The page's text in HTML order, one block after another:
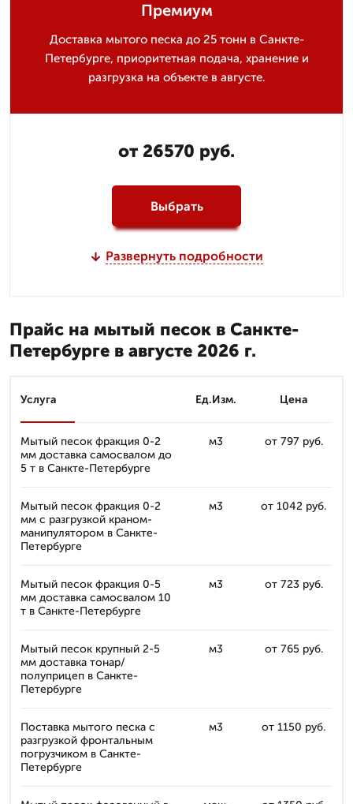
Премиум
Доставка мытого песка до 25 тонн в Санкте-
Петербурге, приоритетная подача, хранение и
разгрузка на объекте в августе.
от 26570 руб.
Выбрать
Развернуть подробности
Прайс на мытый песок в Санкте-
Петербурге в августе 2026 г.
Услуга Ед.Изм. Цена
Мытый песок фракция 0-2
мм доставка самосвалом до
5 т в Санкте-Петербурге
м3 от 797 руб.
Мытый песок фракция 0-2
мм с разгрузкой краном-
манипулятором в Санкте-
Петербурге
м3 от 1042 руб.
Мытый песок фракция 0-5
мм доставка самосвалом 10
т в Санкте-Петербурге
м3 от 723 руб.
Мытый песок крупный 2-5
мм доставка тонар/
полуприцеп в Санкте-
Петербурге
м3 от 765 руб.
Поставка мытого песка с
разгрузкой фронтальным
погрузчиком в Санкте-
Петербурге
м3 от 1150 руб.